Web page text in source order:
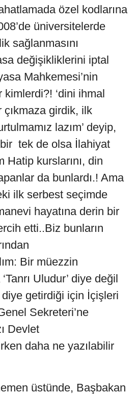
özel kodlarına
üniversitelerde
sağlanmasını
değişikliklerini iptal
Mahkemesi’nin
kimlerdi?! ‘dini ihmal
çıkmaza girdik, ilk
lazım’ deyip,
tek de olsa İlahiyat
Hatip kurslarını, din
da bunlardı.! Ama
ilk serbest seçimde
hayatına derin bir
etti..Biz bunların
Bir müezzin
Uludur’ diye değil
diye getirdiği için İçişleri
Sekreteri’ne
Devlet
daha ne yazılabilir
üstünde, Başbakan